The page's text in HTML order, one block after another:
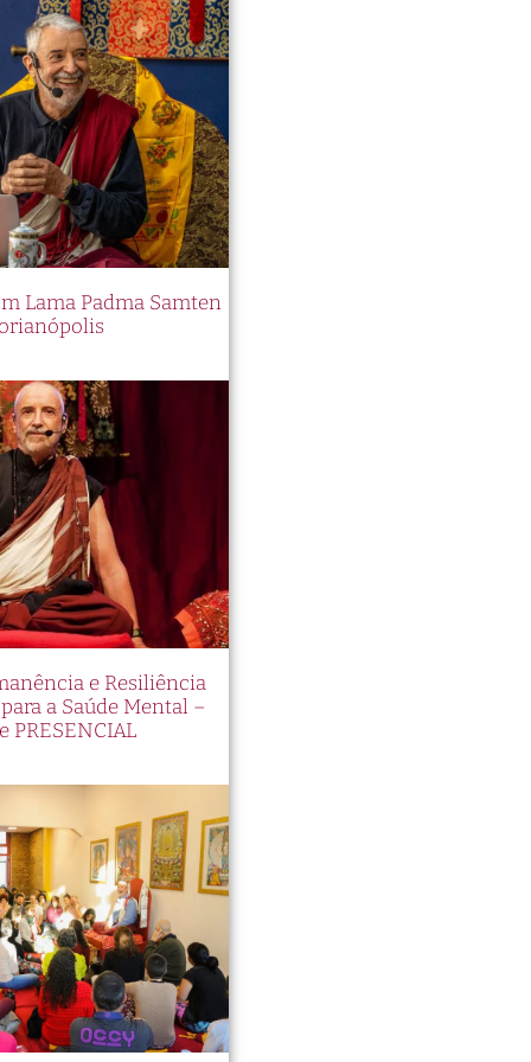
Lama Padma Samten
e Resiliência
a Saúde Mental –
PRESENCIAL